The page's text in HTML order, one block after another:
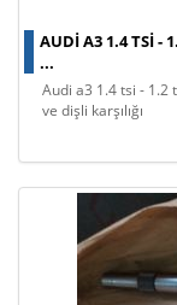
AUDI A3 1.4 TSİ -
...
audi a3 1.4 tsi̇ - 1.2 tsi̇ - 1.6 fsi̇ 6 vitesli manuel şanzuman 6.vites dişlisi
ve dişli karşılığı